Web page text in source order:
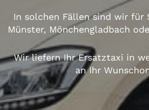
In solchen Fällen sind wir für
Münster, Mönchengladbach
Wir liefern Ihr Ersatztaxi in
an Ihr